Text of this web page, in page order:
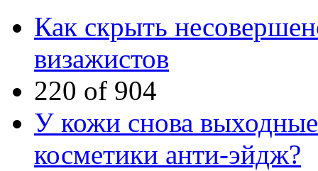
Как скрыть
визажистов
220 of 904
У кожи снова
косметики анти-эйдж?